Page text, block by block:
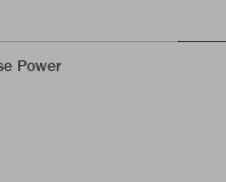
Power